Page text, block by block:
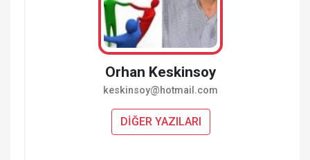
Orhan Keskinsoy
keskinsoy@hotmail.com
DİĞER YAZILARI